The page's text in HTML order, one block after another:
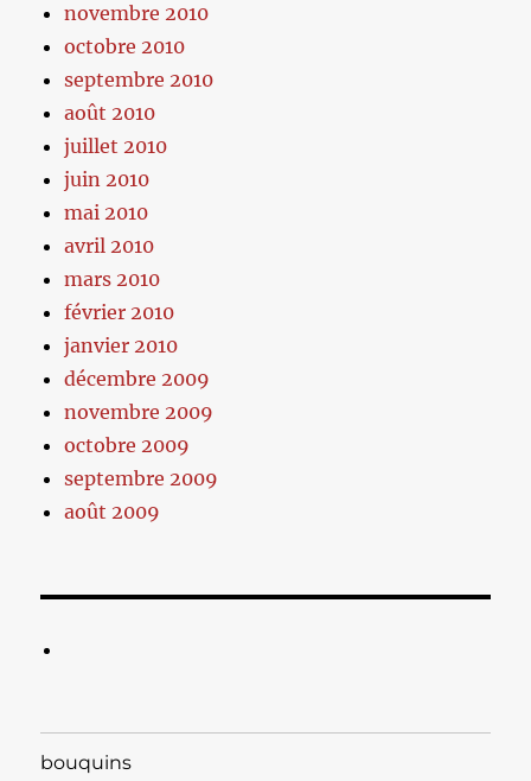
novembre 2010
octobre 2010
septembre 2010
août 2010
juillet 2010
juin 2010
mai 2010
avril 2010
mars 2010
février 2010
janvier 2010
décembre 2009
novembre 2009
octobre 2009
septembre 2009
août 2009
bouquins